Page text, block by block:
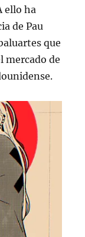
ello ha
de Pau
que
mercado de